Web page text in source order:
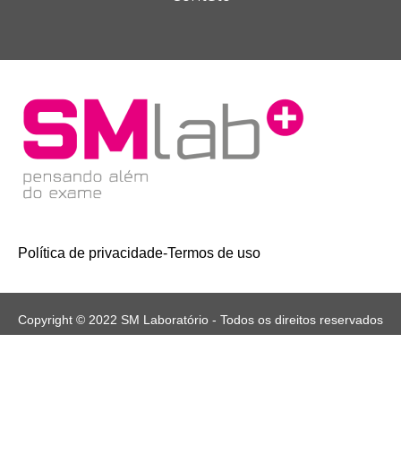
Política de privacidade-Termos de uso
Copyright © 2022 SM Laboratório - Todos os direitos reservados